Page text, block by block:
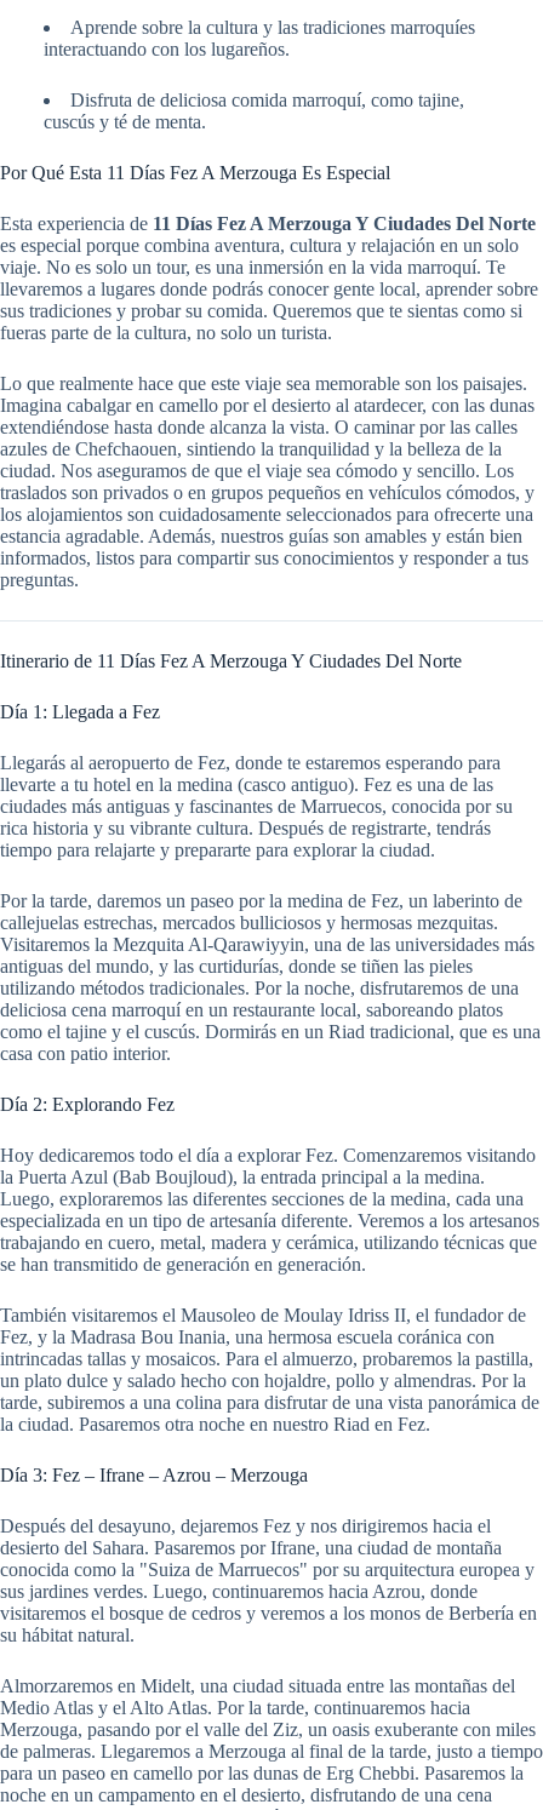
Aprende sobre la cultura y las tradiciones marroquíes
interactuando con los lugareños.
Disfruta de deliciosa comida marroquí, como tajine,
cuscús y té de menta.
Por Qué Esta 11 Días Fez A Merzouga Es Especial
Esta experiencia de 11 Días Fez A Merzouga Y Ciudades Del Norte
es especial porque combina aventura, cultura y relajación en un solo
viaje. No es solo un tour, es una inmersión en la vida marroquí. Te
llevaremos a lugares donde podrás conocer gente local, aprender sobre
sus tradiciones y probar su comida. Queremos que te sientas como si
fueras parte de la cultura, no solo un turista.
Lo que realmente hace que este viaje sea memorable son los paisajes.
Imagina cabalgar en camello por el desierto al atardecer, con las dunas
extendiéndose hasta donde alcanza la vista. O caminar por las calles
azules de Chefchaouen, sintiendo la tranquilidad y la belleza de la
ciudad. Nos aseguramos de que el viaje sea cómodo y sencillo. Los
traslados son privados o en grupos pequeños en vehículos cómodos, y
los alojamientos son cuidadosamente seleccionados para ofrecerte una
estancia agradable. Además, nuestros guías son amables y están bien
informados, listos para compartir sus conocimientos y responder a tus
preguntas.
Itinerario de 11 Días Fez A Merzouga Y Ciudades Del Norte
Día 1: Llegada a Fez
Llegarás al aeropuerto de Fez, donde te estaremos esperando para
llevarte a tu hotel en la medina (casco antiguo). Fez es una de las
ciudades más antiguas y fascinantes de Marruecos, conocida por su
rica historia y su vibrante cultura. Después de registrarte, tendrás
tiempo para relajarte y prepararte para explorar la ciudad.
Por la tarde, daremos un paseo por la medina de Fez, un laberinto de
callejuelas estrechas, mercados bulliciosos y hermosas mezquitas.
Visitaremos la Mezquita Al-Qarawiyyin, una de las universidades más
antiguas del mundo, y las curtidurías, donde se tiñen las pieles
utilizando métodos tradicionales. Por la noche, disfrutaremos de una
deliciosa cena marroquí en un restaurante local, saboreando platos
como el tajine y el cuscús. Dormirás en un Riad tradicional, que es una
casa con patio interior.
Día 2: Explorando Fez
Hoy dedicaremos todo el día a explorar Fez. Comenzaremos visitando
la Puerta Azul (Bab Boujloud), la entrada principal a la medina.
Luego, exploraremos las diferentes secciones de la medina, cada una
especializada en un tipo de artesanía diferente. Veremos a los artesanos
trabajando en cuero, metal, madera y cerámica, utilizando técnicas que
se han transmitido de generación en generación.
También visitaremos el Mausoleo de Moulay Idriss II, el fundador de
Fez, y la Madrasa Bou Inania, una hermosa escuela coránica con
intrincadas tallas y mosaicos. Para el almuerzo, probaremos la pastilla,
un plato dulce y salado hecho con hojaldre, pollo y almendras. Por la
tarde, subiremos a una colina para disfrutar de una vista panorámica de
la ciudad. Pasaremos otra noche en nuestro Riad en Fez.
Día 3: Fez – Ifrane – Azrou – Merzouga
Después del desayuno, dejaremos Fez y nos dirigiremos hacia el
desierto del Sahara. Pasaremos por Ifrane, una ciudad de montaña
conocida como la "Suiza de Marruecos" por su arquitectura europea y
sus jardines verdes. Luego, continuaremos hacia Azrou, donde
visitaremos el bosque de cedros y veremos a los monos de Berbería en
su hábitat natural.
Almorzaremos en Midelt, una ciudad situada entre las montañas del
Medio Atlas y el Alto Atlas. Por la tarde, continuaremos hacia
Merzouga, pasando por el valle del Ziz, un oasis exuberante con miles
de palmeras. Llegaremos a Merzouga al final de la tarde, justo a tiempo
para un paseo en camello por las dunas de Erg Chebbi. Pasaremos la
noche en un campamento en el desierto, disfrutando de una cena